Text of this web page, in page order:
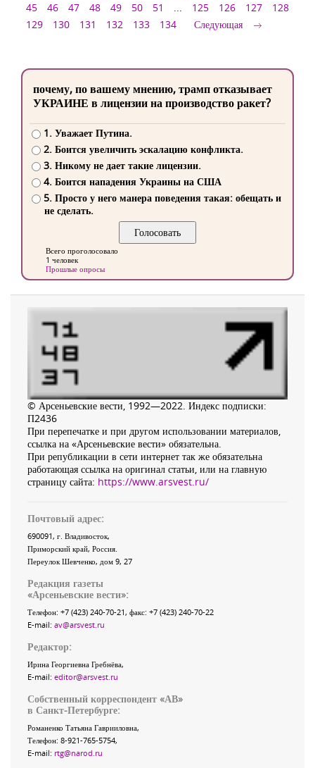
45
46 47 48 49 50 51 ... 125 126 127
128
129
130 131 132 133 134 Следующая
почему, по вашему мнению, трамп отказывает
УКРАИНЕ в лицензии на производство ракет?
1. Уважает Путина.
2. Боится увеличить эскалацию конфликта.
3. Никому не дает такие лицензии.
4. Боится нападения Украины на США
5. Просто у него манера поведения такая: обещать и
не сделать.
Всего проголосовало
1 человек
Прошлые опросы
© Арсеньевские вести, 1992—2022. Индекс подписки:
П2436
При перепечатке и при другом использовании материалов,
ссылка на «Арсеньевские вести» обязательна.
При републикации в сети интернет так же обязательна
работающая ссылка на оригинал статьи, или на главную
страницу сайта: https://www.arsvest.ru/
Почтовый адрес:
690091, г. Владивосток,
Приморский край, Россия
Переулок Шевченко, дом 9, 27
Редакция газеты
«Арсеньевские вести»:
Телефон: +7 (423) 240-70-21, факс: +7 (423) 240-70-22
E-mail: av@arsvest.ru
Редактор:
Ирина Георгиевна Гребнёва,
E-mail: editor@arsvest.ru
Собственный корреспондент «АВ»
в Санкт-Петербурге:
Романенко Татьяна Гаврииловна,
Телефон: 8-921-765-5754,
E-mail: rtg@narod.ru